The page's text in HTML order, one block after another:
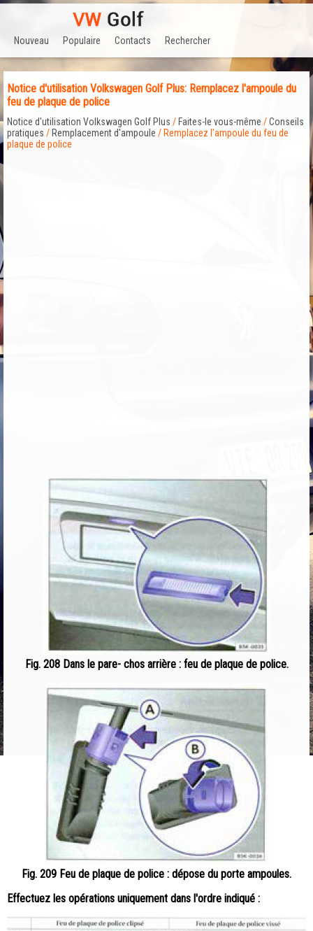
Nouveau Populaire Contacts Rechercher
Notice d'utilisation Volkswagen Golf Plus: Remplacez l'ampoule du
feu de plaque de police
Notice d'utilisation Volkswagen Golf Plus / Faites-le vous-même /Conseils
pratiques / Remplacement d'ampoule / Remplacez l'ampoule du feu de
plaque de police
Fig. 208 Dans le pare- chos arrière : feu de plaque de police.
Fig. 209 Feu de plaque de police : dépose du porte ampoules.
Effectuez les opérations uniquement dans l'ordre indiqué :